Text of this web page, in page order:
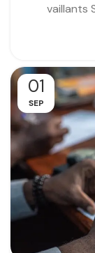
vaillants
01
SEP